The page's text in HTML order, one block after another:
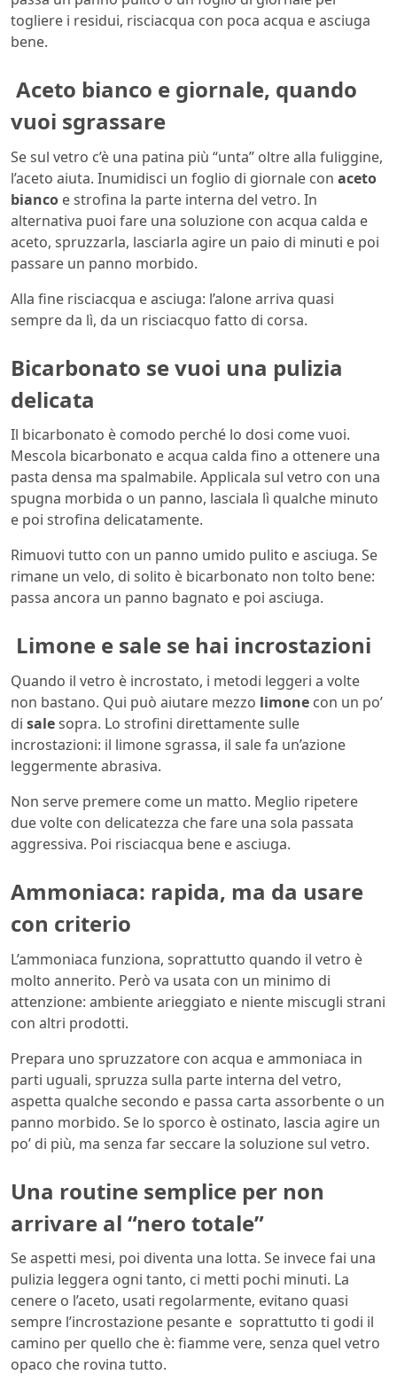
togliere i residui, risciacqua con poca acqua e asciuga
bene.
Aceto bianco e giornale, quando
vuoi sgrassare
Se sul vetro c’è una patina più “unta” oltre alla fuliggine,
l’aceto aiuta. Inumidisci un foglio di giornale con aceto
bianco e strofina la parte interna del vetro. In
alternativa puoi fare una soluzione con acqua calda e
aceto, spruzzarla, lasciarla agire un paio di minuti e poi
passare un panno morbido.
Alla fine risciacqua e asciuga: l’alone arriva quasi
sempre da lì, da un risciacquo fatto di corsa.
Bicarbonato se vuoi una pulizia
delicata
Il bicarbonato è comodo perché lo dosi come vuoi.
Mescola bicarbonato e acqua calda fino a ottenere una
pasta densa ma spalmabile. Applicala sul vetro con una
spugna morbida o un panno, lasciala lì qualche minuto
e poi strofina delicatamente.
Rimuovi tutto con un panno umido pulito e asciuga. Se
rimane un velo, di solito è bicarbonato non tolto bene:
passa ancora un panno bagnato e poi asciuga.
Limone e sale se hai incrostazioni
Quando il vetro è incrostato, i metodi leggeri a volte
non bastano. Qui può aiutare mezzo limone con un po’
di salesopra. Lo strofini direttamente sulle
incrostazioni: il limone sgrassa, il sale fa un’azione
leggermente abrasiva.
Non serve premere come un matto. Meglio ripetere
due volte con delicatezza che fare una sola passata
aggressiva. Poi risciacqua bene e asciuga.
Ammoniaca: rapida, ma da usare
con criterio
L’ammoniaca funziona, soprattutto quando il vetro è
molto annerito. Però va usata con un minimo di
attenzione: ambiente arieggiato e niente miscugli strani
con altri prodotti.
Prepara uno spruzzatore con acqua e ammoniaca in
parti uguali, spruzza sulla parte interna del vetro,
aspetta qualche secondo e passa carta assorbente o un
panno morbido. Se lo sporco è ostinato, lascia agire un
po’ di più, ma senza far seccare la soluzione sul vetro.
Una routine semplice per non
arrivare al “nero totale”
Se aspetti mesi, poi diventa una lotta. Se invece fai una
pulizia leggera ogni tanto, ci metti pochi minuti. La
cenere o l’aceto, usati regolarmente, evitano quasi
sempre l’incrostazione pesante e soprattutto ti godi il
camino per quello che è: fiamme vere, senza quel vetro
opaco che rovina tutto.